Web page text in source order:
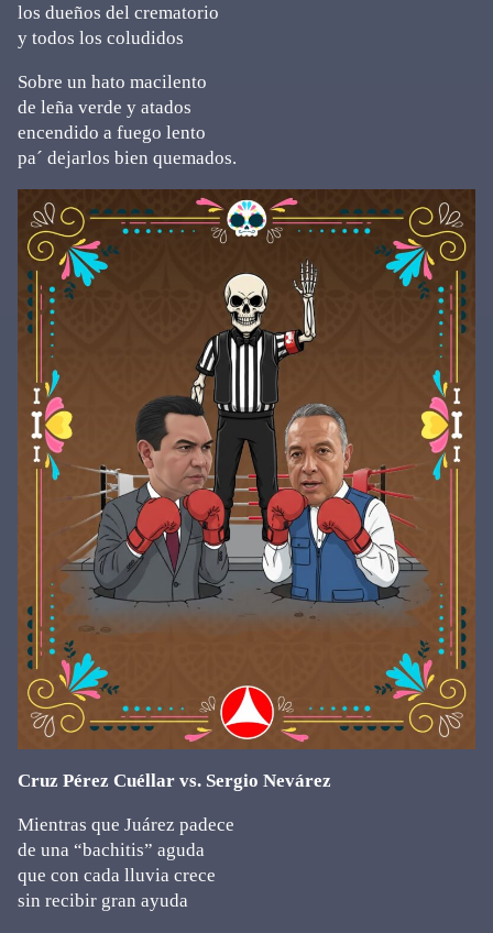
los dueños del crematorio
y todos los coludidos
Sobre un hato macilento
de leña verde y atados
encendido a fuego lento
pa´ dejarlos bien quemados.
Cruz Pérez Cuéllar vs. Sergio Nevárez
Mientras que Juárez padece
de una “bachitis” aguda
que con cada lluvia crece
sin recibir gran ayuda